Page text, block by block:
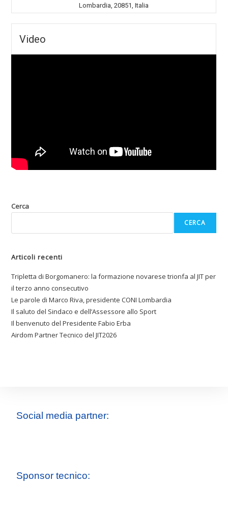
Lombardia, 20851, Italia
Video
Cerca
CERCA
Articoli recenti
Tripletta di Borgomanero: la formazione novarese trionfa al JIT per
il terzo anno consecutivo
Le parole di Marco Riva, presidente CONI Lombardia
Il saluto del Sindaco e dell’Assessore allo Sport
Il benvenuto del Presidente Fabio Erba
Airdom Partner Tecnico del JIT2026
Social media partner:
Sponsor tecnico: